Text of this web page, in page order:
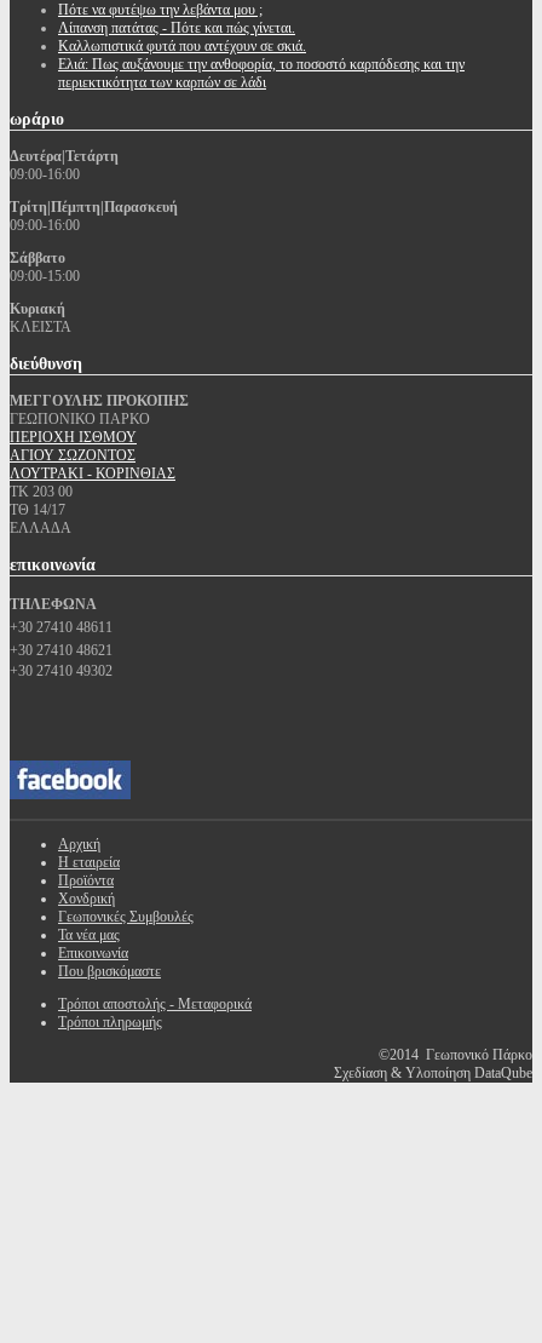
Πότε να φυτέψω την λεβάντα μου ;
Λίπανση πατάτας - Πότε και πώς γίνεται.
Καλλωπιστικά φυτά που αντέχουν σε σκιά.
Ελιά: Πως αυξάνουμε την ανθοφορία, το ποσοστό καρπόδεσης και την
περιεκτικότητα των καρπών σε λάδι
ωράριο
Δευτέρα|Τετάρτη
09:00-16:00
Τρίτη|Πέμπτη|Παρασκευή
09:00-16:00
Σάββατο
09:00-15:00
Κυριακή
ΚΛΕΙΣΤΑ
διεύθυνση
ΜΕΓΓΟΥΛΗΣ ΠΡΟΚΟΠΗΣ
ΓΕΩΠΟΝΙΚΟ ΠΑΡΚΟ
ΠΕΡΙΟΧΗ ΙΣΘΜΟΥ
ΑΓΙΟΥ ΣΩΖΟΝΤΟΣ
ΛΟΥΤΡΑΚΙ - ΚΟΡΙΝΘΙΑΣ
ΤΚ 203 00
ΤΘ 14/17
ΕΛΛΑΔΑ
επικοινωνία
ΤΗΛΕΦΩΝΑ
+30 27410 48611
+30 27410 48621
+30 27410 49302
Αρχική
Η εταιρεία
Προϊόντα
Χονδρική
Γεωπονικές Συμβουλές
Τα νέα μας
Επικοινωνία
Που βρισκόμαστε
Τρόποι αποστολής - Μεταφορικά
Τρόποι πληρωμής
©2014 Γεωπονικό Πάρκο
Σχεδίαση & Υλοποίηση DataQube